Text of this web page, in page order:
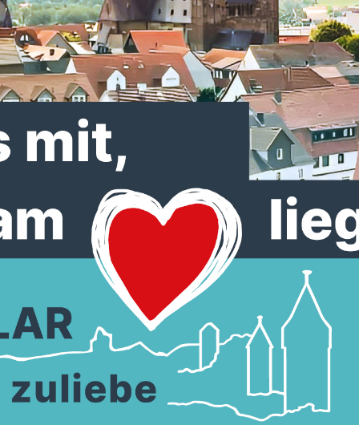
überzeugte mit einem
und Auftritt in Obermöllrich.
die 5. Station des Wahlkampfes von
In Obermöllrich stand die Thematik Schule und
Kinderbetreuung deutlich im Vordergrund. Aber die
anderen wichtigen Themen, Leben im ländlichen Raum,
die Gesundheitsversorgung der Stadt und mit ihren 10
Ortsteilen und das Ehrenamt mit der Vereinsarbeit, wie
Dorfgemeinschaften, Sportvereine und Freiwilliger
Feuerwehr, kamen nicht zu kurz. Bürgermeister Hartmut
Spogat machte deutlich, dass ein vielfältiges Vereinsleben
zu einer sehr guten Lebensqualität im ländlichen Raum
gehört und er sich weiter dafür einsetzen wird. Die